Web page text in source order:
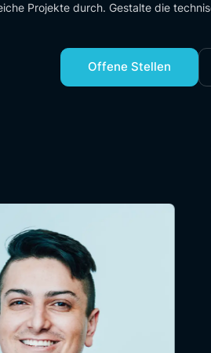
Projekte durch. Gestalte die
Offene Stellen